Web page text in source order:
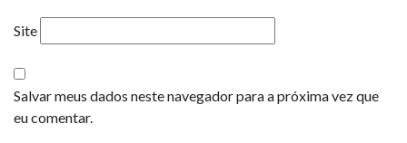
Site
Salvar meus dados neste navegador para a próxima vez que
eu comentar.